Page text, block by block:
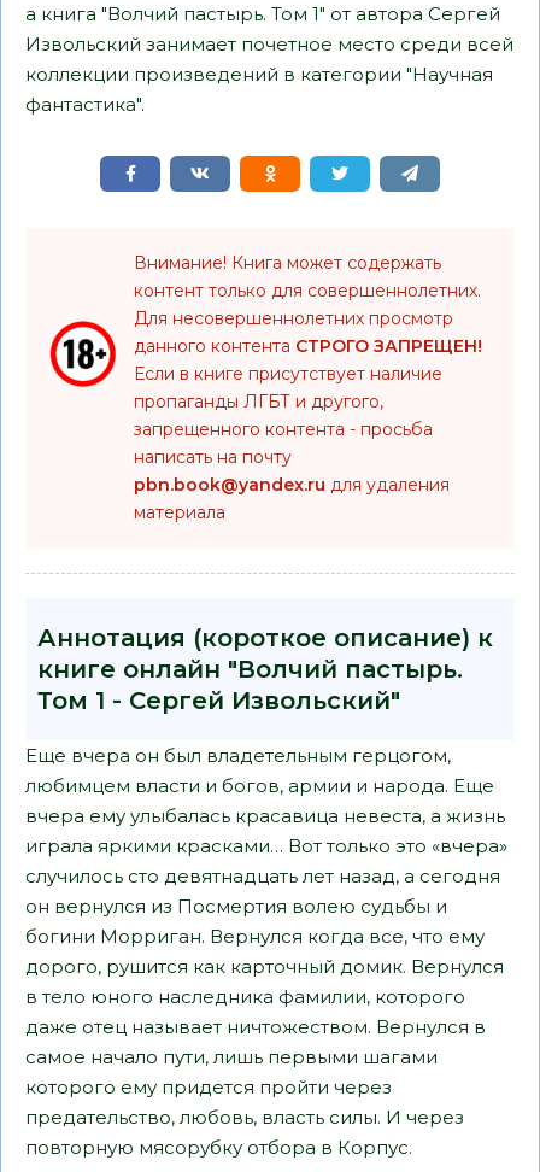
а книга "Волчий пастырь. Том 1" от автора Сергей
Извольский занимает почетное место среди всей
коллекции произведений в категории "Научная
фантастика".
Внимание! Книга может содержать
контент только для совершеннолетних.
Для несовершеннолетних просмотр
данного контента СТРОГО ЗАПРЕЩЕН!
Если в книге присутствует наличие
пропаганды ЛГБТ и другого,
запрещенного контента - просьба
написать на почту
pbn.book@yandex.ru для удаления
материала
Аннотация (короткое описание) к
книге онлайн "Волчий пастырь.
Том 1 - Сергей Извольский"
Еще вчера он был владетельным герцогом,
любимцем власти и богов, армии и народа. Еще
вчера ему улыбалась красавица невеста, а жизнь
играла яркими красками… Вот только это «вчера»
случилось сто девятнадцать лет назад, а сегодня
он вернулся из Посмертия волею судьбы и
богини Морриган. Вернулся когда все, что ему
дорого, рушится как карточный домик. Вернулся
в тело юного наследника фамилии, которого
даже отец называет ничтожеством. Вернулся в
самое начало пути, лишь первыми шагами
которого ему придется пройти через
предательство, любовь, власть силы. И через
повторную мясорубку отбора в Корпус.